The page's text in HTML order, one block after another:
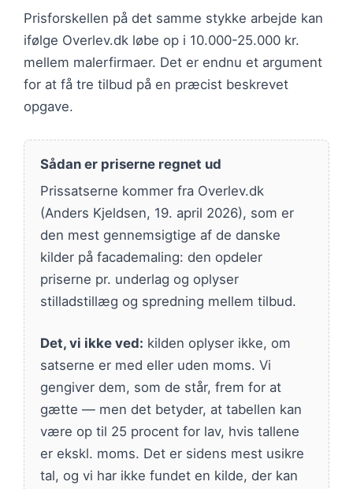
Prisforskellen på det samme stykke arbejde kan
ifølge Overlev.dk løbe op i 10.000-25.000 kr.
mellem malerfirmaer. Det er endnu et argument
for at få tre tilbud på en præcist beskrevet
opgave.
Sådan er priserne regnet ud
Prissatserne kommer fra Overlev.dk
(Anders Kjeldsen, 19. april 2026), som er
den mest gennemsigtige af de danske
kilder på facademaling: den opdeler
priserne pr. underlag og oplyser
stilladstillæg og spredning mellem tilbud.
Det, vi ikke ved: kilden oplyser ikke, om
satserne er med eller uden moms. Vi
gengiver dem, som de står, frem for at
gætte — men det betyder, at tabellen kan
være op til 25 procent for lav, hvis tallene
er ekskl. moms. Det er sidens mest usikre
tal, og vi har ikke fundet en kilde, der kan